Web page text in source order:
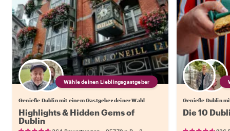
Wähle deinen Lieblingsgastgeber
Genieße Dublin mit einem Gastgeber deiner Wahl
Highlights & Hidden Gems of
Dublin
Genieße Dublin
Die 10